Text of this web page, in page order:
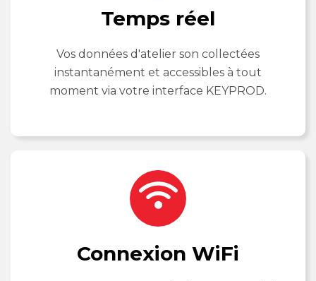
Temps réel
Vos données d'atelier son collectées
instantanément et accessibles à tout
moment via votre interface KEYPROD.
Connexion WiFi